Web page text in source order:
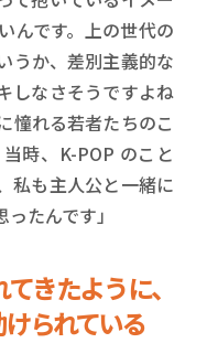
んです。上の世代の
うか、差別主義的な
しなさそうですよね
憧れる若者たちのこ
時、K-POP のこと
私も主人公と一緒に
たんです」
きたように、
られている